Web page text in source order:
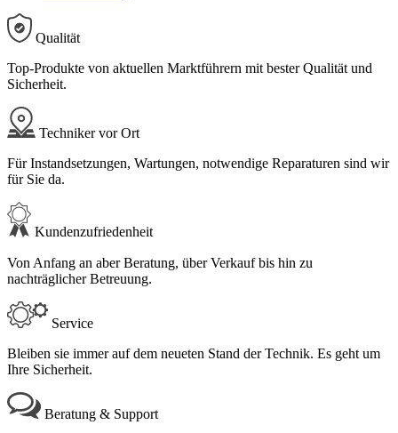
Qualität
Top-Produkte von aktuellen Marktführern mit bester Qualität und
Sicherheit.
Techniker vor Ort
Für Instandsetzungen, Wartungen, notwendige Reparaturen sind wir
für Sie da.
Kundenzufriedenheit
Von Anfang an aber Beratung, über Verkauf bis hin zu
nachträglicher Betreuung.
Service
Bleiben sie immer auf dem neueten Stand der Technik. Es geht um
Ihre Sicherheit.
Beratung & Support